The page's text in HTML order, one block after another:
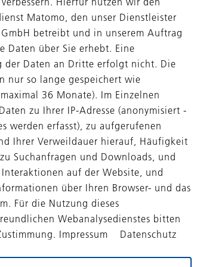
Bedarf an Schienenfahrzeugen wächst
den Ausbau von
Treiber dieser Entwicklung sind das
die daraus resultierenden
In den vergangenen zehn Jahren
in China, dem weltweit größten Markt
Darüber hinaus profitiert das
Zügen, die mit einem TCN ausgerüstet
Systemen, die in diesen Zügen an das
Potenziale zu nutzen, soll duagon sein
und unterstützende
ausländischen Märkten weiter
von Lösungen für die
werden – durch ein breiteres
und erweiterten
wie Ethernet und kabellosen
in seinem Nischenmarkt langfristige
technologisches Know-how und
Matomo, den unser Dienstleister
GmbH betreibt und in unserem Auftrag
Daten über Sie erhebt. Eine
der Daten an Dritte erfolgt nicht. Die
nur so lange gespeichert wie
36 Monate). Im Einzelnen
zu Ihrer IP-Adresse (anonymisiert -
werden erfasst), zu aufgerufenen
Ihrer Verweildauer hierauf, Häufigkeit
Suchanfragen und Downloads, und
auf der Website, und
über Ihren Browser- und das
Für die Nutzung dieses
Webanalysedienstes bitten
Impressum Datenschutz